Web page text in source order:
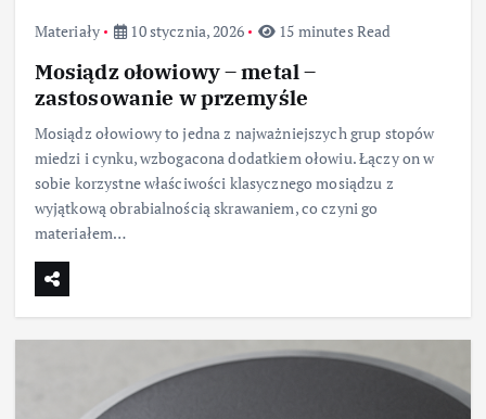
Materiały 10 stycznia, 2026 15 minutes Read
Mosiądz ołowiowy – metal –
zastosowanie w przemyśle
Mosiądz ołowiowy to jedna z najważniejszych grup stopów
miedzi i cynku, wzbogacona dodatkiem ołowiu. Łączy on w
sobie korzystne właściwości klasycznego mosiądzu z
wyjątkową obrabialnością skrawaniem, co czyni go
materiałem…